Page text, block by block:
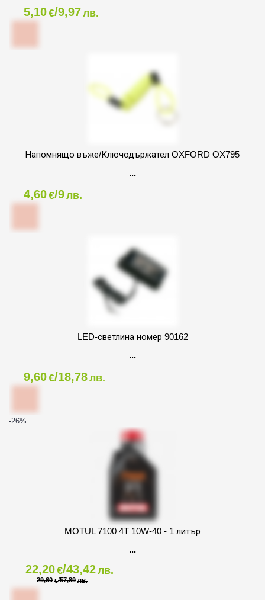
5,10€/9,97лв.
Напомнящо въже/Ключодържател OXFORD OX795
4,60€/9лв.
LED-светлина номер 90162
9,60€/18,78лв.
-26%
MOTUL 7100 4T 10W-40 - 1 литър
22,20€/43,42лв.
29,60 €/57,89 ЛВ.